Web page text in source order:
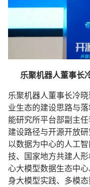
乐聚机器人董事长
乐聚机器人董事长冷
业生态的建设思路与
能研究所平台部副主
建设路径与开源开放研
以数据为中心的人工智
技、国家地方共建人
心大模型数据生态中
身大模型实践、 多模